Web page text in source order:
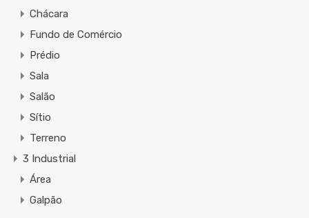
Chácara
Fundo de Comércio
Prédio
Sala
Salão
Sítio
Terreno
3 Industrial
Área
Galpão